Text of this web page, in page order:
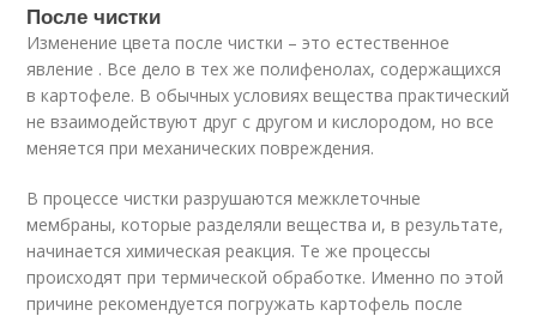
После чистки
Изменение цвета после чистки – это естественное
явление . Все дело в тех же полифенолах, содержащихся
в картофеле. В обычных условиях вещества практический
не взаимодействуют друг с другом и кислородом, но все
меняется при механических повреждения.
В процессе чистки разрушаются межклеточные
мембраны, которые разделяли вещества и, в результате,
начинается химическая реакция. Те же процессы
происходят при термической обработке. Именно по этой
причине рекомендуется погружать картофель после